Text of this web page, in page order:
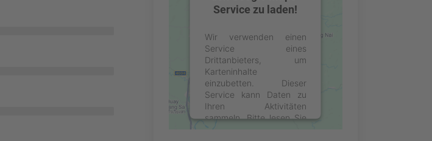
Service zu laden!
Wir verwenden einen
Service eines
Drittanbieters, um
Karteninhalte
einzubetten. Dieser
Service kann Daten zu
Ihren Aktivitäten
sammeln. Bitte lesen Sie
die Details durch und
Service